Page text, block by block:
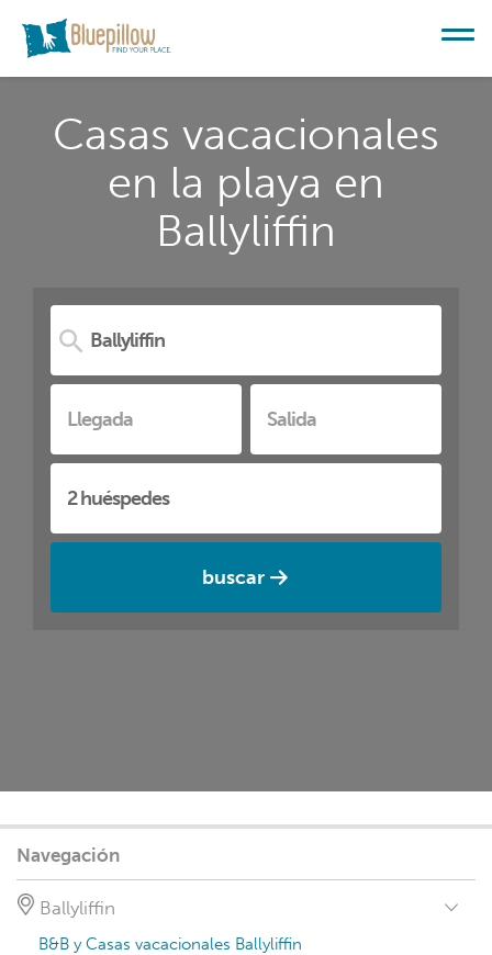
Casas vacacionales
en la playa en
Ballyliffin
buscar
Navegación
Ballyliffin
B&B y Casas vacacionales Ballyliffin